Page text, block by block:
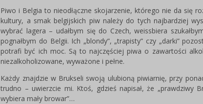
Piwo i Belgia to nieodłączne skojarzenie, którego nie da się
kultury, a smak belgijskich piw należy do tych najbardziej
wybrać lagera – udałbym się do Czech, weissbiera
pognałbym do Belgii. Ich „blondy”, „trapisty” czy „darki”
potrafi być ich moc. Są to najczęściej piwa o zawartości
niezalkoholizowane, wyważone i pełne.
Każdy znajdzie w Brukseli swoją ulubioną piwiarnię, przy
trudno – uwierzcie mi. Ktoś, gdzieś napisał, że „prawdziwy
wybiera mały browar”…